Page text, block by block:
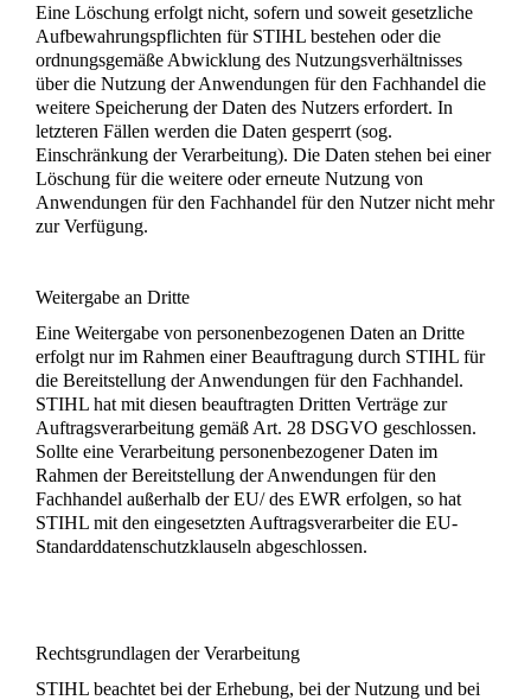
Eine Löschung erfolgt nicht, sofern und soweit gesetzliche
Aufbewahrungspflichten für STIHL bestehen oder die
ordnungsgemäße Abwicklung des Nutzungsverhältnisses
über die Nutzung der Anwendungen für den Fachhandel die
weitere Speicherung der Daten des Nutzers erfordert. In
letzteren Fällen werden die Daten gesperrt (sog.
Einschränkung der Verarbeitung). Die Daten stehen bei einer
Löschung für die weitere oder erneute Nutzung von
Anwendungen für den Fachhandel für den Nutzer nicht mehr
zur Verfügung.
Weitergabe an Dritte
Eine Weitergabe von personenbezogenen Daten an Dritte
erfolgt nur im Rahmen einer Beauftragung durch STIHL für
die Bereitstellung der Anwendungen für den Fachhandel.
STIHL hat mit diesen beauftragten Dritten Verträge zur
Auftragsverarbeitung gemäß Art. 28 DSGVO geschlossen.
Sollte eine Verarbeitung personenbezogener Daten im
Rahmen der Bereitstellung der Anwendungen für den
Fachhandel außerhalb der EU/ des EWR erfolgen, so hat
STIHL mit den eingesetzten Auftragsverarbeiter die EU-
Standarddatenschutzklauseln abgeschlossen.
Rechtsgrundlagen der Verarbeitung
STIHL beachtet bei der Erhebung, bei der Nutzung und bei